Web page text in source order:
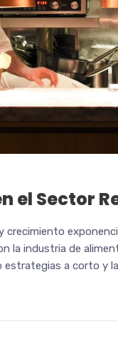
el Sector
crecimiento
la industria de
a corto y